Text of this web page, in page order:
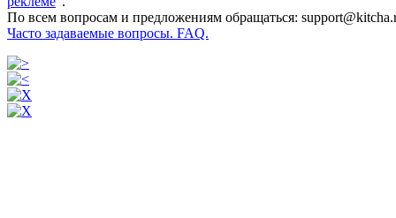
По всем вопросам и предложениям обращаться:
Часто задаваемые вопросы. FAQ.